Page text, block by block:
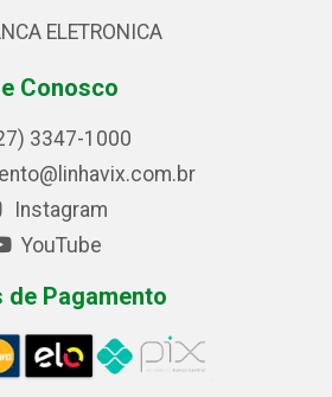
ELETRONICA
Conosco
3347-1000
Instagram
YouTube
de Pagamento